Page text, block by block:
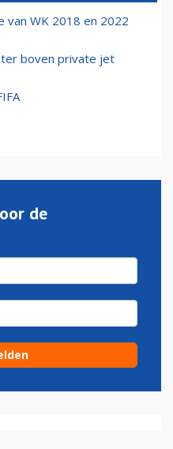
van WK 2018 en 2022
boven private jet
de